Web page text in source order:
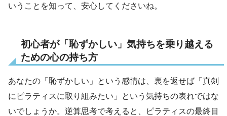
いうことを知って、安心してくださいね。
初心者が「恥ずかしい」気持ちを乗り越える
ための心の持ち方
あなたの「恥ずかしい」という感情は、裏を返せば「真剣
にピラティスに取り組みたい」という気持ちの表れではな
いでしょうか。逆算思考で考えると、ピラティスの最終目